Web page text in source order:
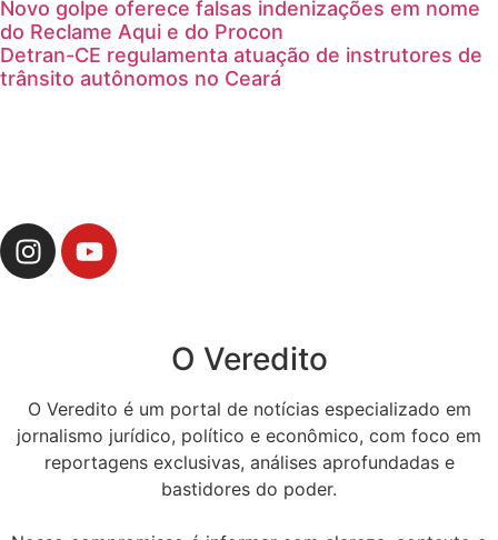
Novo golpe oferece falsas indenizações em nome
do Reclame Aqui e do Procon
Detran-CE regulamenta atuação de instrutores de
trânsito autônomos no Ceará
O Veredito
O Veredito é um portal de notícias especializado em
jornalismo jurídico, político e econômico, com foco em
reportagens exclusivas, análises aprofundadas e
bastidores do poder.